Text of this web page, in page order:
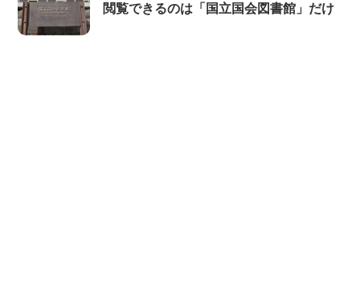
閲覧できるのは「国立国会図書館」だけ